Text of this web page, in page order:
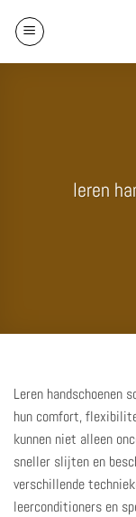
naar
leren
Leren handschoenen
hun comfort,
kunnen niet alleen
sneller slijten en
verschillende
leerconditioners en